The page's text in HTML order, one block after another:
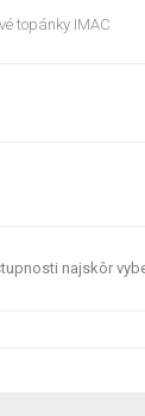
topánky IMAC
najskôr